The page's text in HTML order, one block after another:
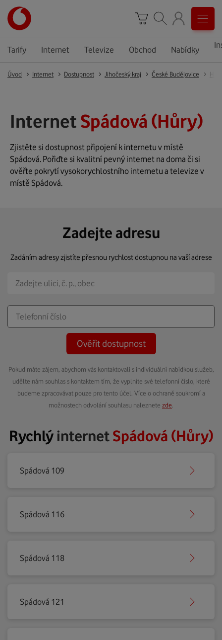
Tarify Internet Televize Obchod Nabídky
Úvod Internet Dostupnost Jihočeský kraj České Budějovice Hůry
Internet Spádová (Hůry)
Zjistěte si dostupnost připojení k internetu v místě
Spádová. Pořiďte si kvalitní pevný internet na doma či si
ověřte pokrytí vysokorychlostního internetu a televize v
místě Spádová.
Zadejte adresu
Zadáním adresy zjistíte přesnou rychlost dostupnou na vaší adrese
Ověřit dostupnost
Pokud máte zájem, abychom vás kontaktovali s individuální nabídkou služeb,
udělte nám souhlas s kontaktem tím, že vyplníte své telefonní číslo, které
budeme zpracovávat pouze pro tento účel. Více o ochraně soukromí a
možnostech odvolání souhlasu naleznete zde
RychlýinternetSpádová (Hůry)
Spádová 109
Spádová 116
Spádová 118
Spádová 121